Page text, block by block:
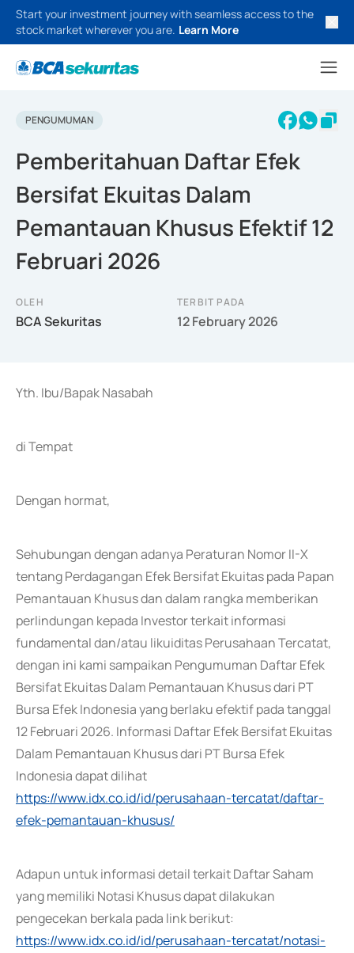
Start your investment journey with seamless access to the
stock market wherever you are. Learn More
PENGUMUMAN
Pemberitahuan Daftar Efek
Bersifat Ekuitas Dalam
Pemantauan Khusus Efektif 12
Februari 2026
OLEH
BCA Sekuritas
TERBIT PADA
12 February 2026
Yth. Ibu/Bapak Nasabah
di Tempat
Dengan hormat,
Sehubungan dengan adanya Peraturan Nomor II-X
tentang Perdagangan Efek Bersifat Ekuitas pada Papan
Pemantauan Khusus dan dalam rangka memberikan
perlindungan kepada Investor terkait informasi
fundamental dan/atau likuiditas Perusahaan Tercatat,
dengan ini kami sampaikan Pengumuman Daftar Efek
Bersifat Ekuitas Dalam Pemantauan Khusus dari PT
Bursa Efek Indonesia yang berlaku efektif pada tanggal
12 Februari 2026. Informasi Daftar Efek Bersifat Ekuitas
Dalam Pemantauan Khusus dari PT Bursa Efek
Indonesia dapat dilihat
https://www.idx.co.id/id/perusahaan-tercatat/daftar-
efek-pemantauan-khusus/
Adapun untuk informasi detail terkait Daftar Saham
yang memiliki Notasi Khusus dapat dilakukan
pengecekan berkala pada link berikut:
https://www.idx.co.id/id/perusahaan-tercatat/notasi-